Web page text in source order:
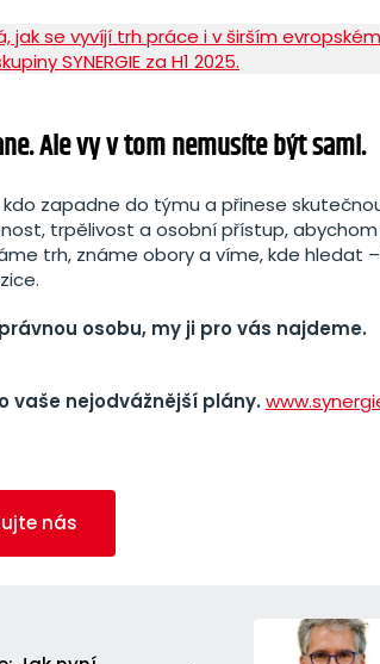
jak se vyvíjí trh práce i v širším
SYNERGIE za H1 2025.
Ale vy v tom nemusíte být sami.
zapadne do týmu a přinese
trpělivost a osobní přístup,
trh, známe obory a víme, kde hledat
osobu, my ji pro vás najdeme.
vaše nejodvážnější plány.
nás